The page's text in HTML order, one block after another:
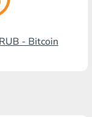
- Bitcoin